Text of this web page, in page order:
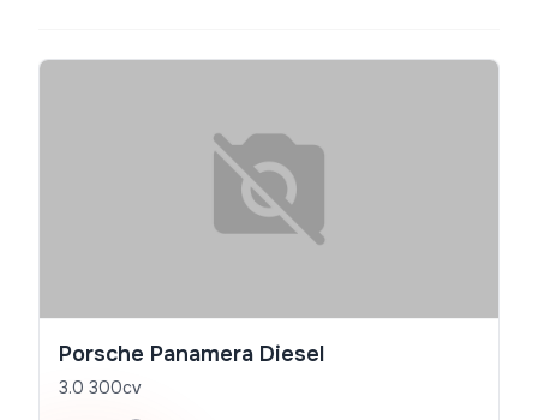
Porsche Panamera Diesel
3.0 300cv